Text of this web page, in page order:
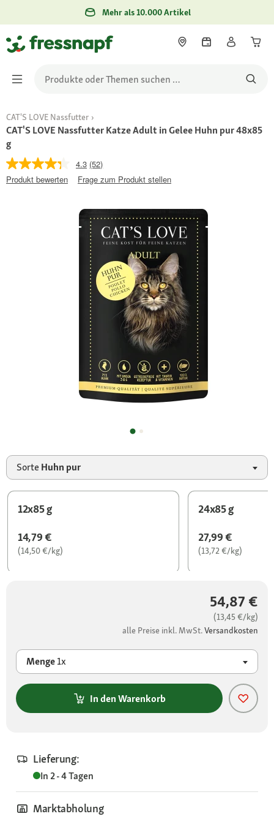
Mehr als 10.000 Artikel
CAT'S LOVE Nassfutter
CAT'S LOVE Nassfutter Katze Adult in Gelee Huhn pur 48x85
g
4.3 (52)
Produkt bewerten
Frage zum Produkt stellen
Sorte Huhn pur
12x85 g
14,79 €
(14,50 €/kg)
24x85 g
27,99 €
(13,72 €/kg)
54,87 €
(13,45 €/kg)
alle Preise inkl. MwSt.Versandkosten
Menge1x
In den Warenkorb
Lieferung:
In 2 - 4 Tagen
Marktabholung